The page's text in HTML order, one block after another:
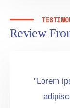
Review
Lorem